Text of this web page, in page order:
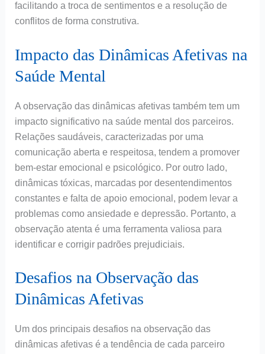
facilitando a troca de sentimentos e a resolução de
conflitos de forma construtiva.
Impacto das Dinâmicas Afetivas na
Saúde Mental
A observação das dinâmicas afetivas também tem um
impacto significativo na saúde mental dos parceiros.
Relações saudáveis, caracterizadas por uma
comunicação aberta e respeitosa, tendem a promover
bem-estar emocional e psicológico. Por outro lado,
dinâmicas tóxicas, marcadas por desentendimentos
constantes e falta de apoio emocional, podem levar a
problemas como ansiedade e depressão. Portanto, a
observação atenta é uma ferramenta valiosa para
identificar e corrigir padrões prejudiciais.
Desafios na Observação das
Dinâmicas Afetivas
Um dos principais desafios na observação das
dinâmicas afetivas é a tendência de cada parceiro